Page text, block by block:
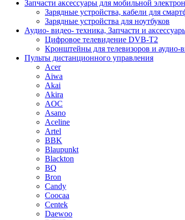
Запчасти аксессуары для мобильной
Зарядные устройства, кабели для
Зарядные устройства для ноутбуков
Аудио- видео- техника, Запчасти и
Цифровое телевидение DVB-T2
Кронштейны для телевизоров и аудио-
Пульты дистанционного управления
Acer
Aiwa
Akai
Akira
AOC
Asano
Aceline
Artel
BBK
Blaupunkt
Blackton
BQ
Bron
Candy
Coocaa
Centek
Daewoo